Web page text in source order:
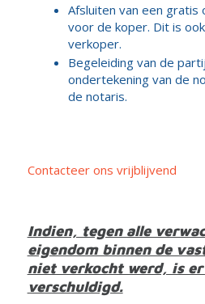
Afsluiten van een gratis
voor de koper. Dit is
verkoper.
Begeleiding van de
ondertekening van de
de notaris.
Contacteer ons vrijblijvend
Indien, tegen alle
eigendom binnen de
niet verkocht werd, is er
verschuldigd.